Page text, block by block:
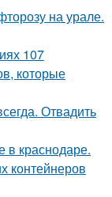
на урале.
107
которые
Отвадить
в краснодаре.
контейнеров